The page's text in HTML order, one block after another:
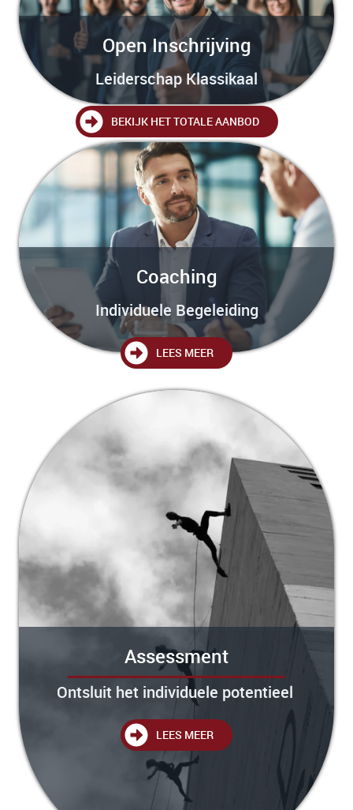
Open Inschrijving
Leiderschap Klassikaal
BEKIJK HET TOTALE AANBOD
Coaching
Individuele Begeleiding
LEES MEER
Assessment
Ontsluit het individuele potentieel
LEES MEER